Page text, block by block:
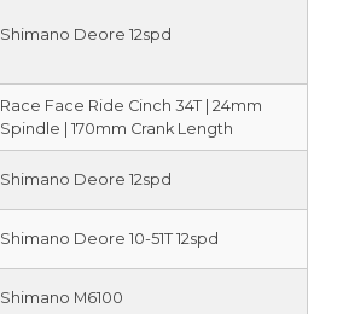
Shimano Deore 12spd
Race Face Ride Cinch 34T | 24mm
Spindle | 170mm Crank Length
Shimano Deore 12spd
Shimano Deore 10-51T 12spd
Shimano M6100